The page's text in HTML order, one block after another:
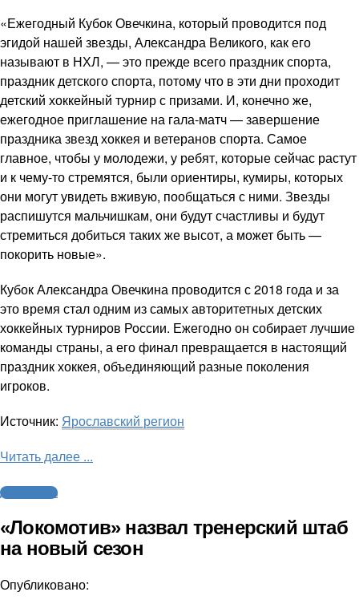
«Ежегодный Кубок Овечкина, который проводится под
эгидой нашей звезды, Александра Великого, как его
называют в НХЛ, — это прежде всего праздник спорта,
праздник детского спорта, потому что в эти дни проходит
детский хоккейный турнир с призами. И, конечно же,
ежегодное приглашение на гала-матч — завершение
праздника звезд хоккея и ветеранов спорта. Самое
главное, чтобы у молодежи, у ребят, которые сейчас растут
и к чему-то стремятся, были ориентиры, кумиры, которых
они могут увидеть вживую, пообщаться с ними. Звезды
распишутся мальчишкам, они будут счастливы и будут
стремиться добиться таких же высот, а может быть —
покорить новые».
Кубок Александра Овечкина проводится с 2018 года и за
это время стал одним из самых авторитетных детских
хоккейных турниров России. Ежегодно он собирает лучшие
команды страны, а его финал превращается в настоящий
праздник хоккея, объединяющий разные поколения
игроков.
Источник: Ярославский регион
Читать далее ...
Другие виды
«Локомотив» назвал тренерский штаб
на новый сезон
Опубликовано: